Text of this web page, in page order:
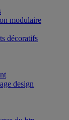
modulaire
décoratifs
design